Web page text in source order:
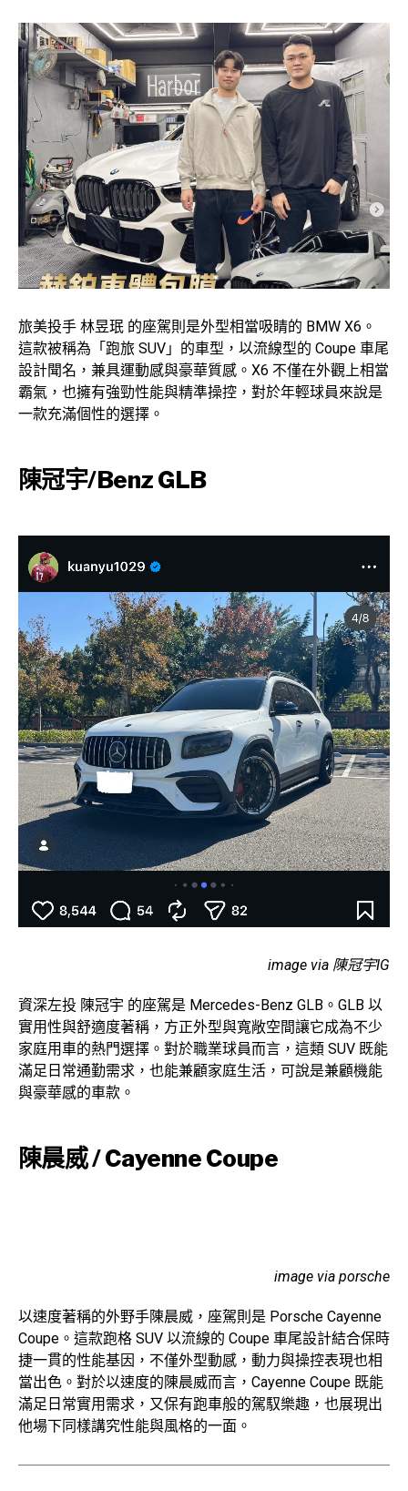
旅美投手 林昱珉 的座駕則是外型相當吸睛的 BMW X6。
這款被稱為「跑旅 SUV」的車型，以流線型的 Coupe 車尾
設計聞名，兼具運動感與豪華質感。X6 不僅在外觀上相當
霸氣，也擁有強勁性能與精準操控，對於年輕球員來說是
一款充滿個性的選擇。
陳冠宇/Benz GLB
image via 陳冠宇IG
資深左投 陳冠宇 的座駕是 Mercedes-Benz GLB。GLB 以
實用性與舒適度著稱，方正外型與寬敞空間讓它成為不少
家庭用車的熱門選擇。對於職業球員而言，這類 SUV 既能
滿足日常通勤需求，也能兼顧家庭生活，可說是兼顧機能
與豪華感的車款。
陳晨威 / Cayenne Coupe
image via porsche
以速度著稱的外野手陳晨威，座駕則是 Porsche Cayenne
Coupe。這款跑格 SUV 以流線的 Coupe 車尾設計結合保時
捷一貫的性能基因，不僅外型動感，動力與操控表現也相
當出色。對於以速度的陳晨威而言，Cayenne Coupe 既能
滿足日常實用需求，又保有跑車般的駕馭樂趣，也展現出
他場下同樣講究性能與風格的一面。